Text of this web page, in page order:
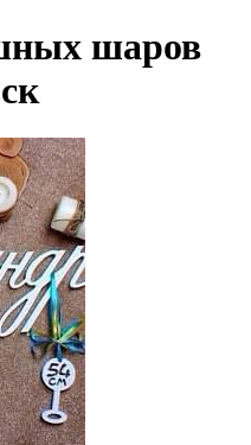
шаров